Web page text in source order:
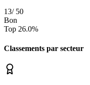
13/ 50
Bon
Top 26.0%
Classements par secteur